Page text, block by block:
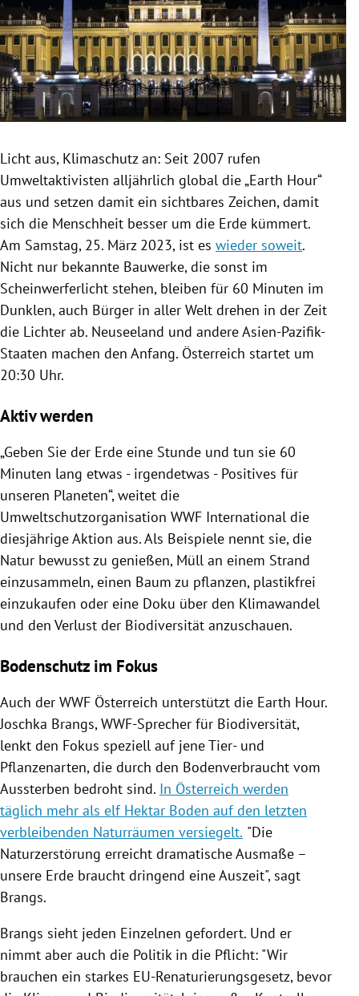
Untermenü
Untermenü
Untermenü
Untermenü
Licht aus, Klimaschutz an: Seit 2007 rufen
Umweltaktivisten alljährlich global die „Earth Hour“
aus und setzen damit ein sichtbares Zeichen, damit
sich die Menschheit besser um die Erde kümmert.
Am Samstag, 25. März 2023, ist es wieder soweit.
Nicht nur bekannte Bauwerke, die sonst im
Scheinwerferlicht stehen, bleiben für 60 Minuten im
Dunklen, auch Bürger in aller Welt drehen in der Zeit
die Lichter ab. Neuseeland und andere Asien-Pazifik-
Staaten machen den Anfang. Österreich startet um
20:30 Uhr.
Aktiv werden
„Geben Sie der Erde eine Stunde und tun sie 60
Minuten lang etwas - irgendetwas - Positives für
unseren Planeten“, weitet die
Umweltschutzorganisation WWF International die
diesjährige Aktion aus. Als Beispiele nennt sie, die
Natur bewusst zu genießen, Müll an einem Strand
einzusammeln, einen Baum zu pflanzen, plastikfrei
einzukaufen oder eine Doku über den Klimawandel
und den Verlust der Biodiversität anzuschauen.
Bodenschutz im Fokus
Auch der WWF Österreich unterstützt die Earth Hour.
Joschka Brangs, WWF-Sprecher für Biodiversität,
lenkt den Fokus speziell auf jene Tier- und
Pflanzenarten, die durch den Bodenverbraucht vom
Aussterben bedroht sind. In Österreich werden
täglich mehr als elf Hektar Boden auf den letzten
verbleibenden Naturräumen versiegelt. "Die
Naturzerstörung erreicht dramatische Ausmaße –
unsere Erde braucht dringend eine Auszeit", sagt
Brangs.
Brangs sieht jeden Einzelnen gefordert. Und er
nimmt aber auch die Politik in die Pflicht: "Wir
brauchen ein starkes EU-Renaturierungsgesetz, bevor